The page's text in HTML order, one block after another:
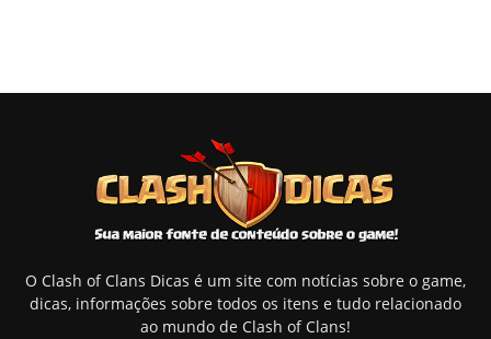
O Clash of Clans Dicas é um site com notícias sobre o game,
dicas, informações sobre todos os itens e tudo relacionado
ao mundo de Clash of Clans!